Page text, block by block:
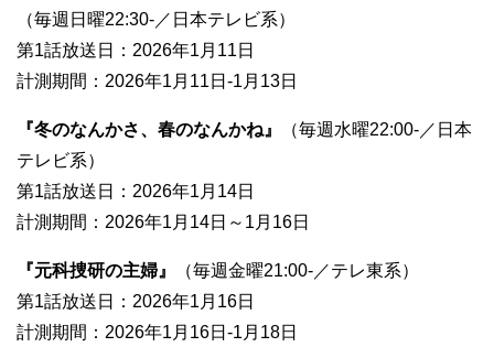
（毎週日曜22:30-／日本テレビ系）
第1話放送日：2026年1月11日
計測期間：2026年1月11日-1月13日
『冬のなんかさ、春のなんかね』
（毎週水曜22:00-／日本
テレビ系）
第1話放送日：2026年1月14日
計測期間：2026年1月14日～1月16日
『元科捜研の主婦』
（毎週金曜21:00-／テレ東系）
第1話放送日：2026年1月16日
計測期間：2026年1月16日-1月18日